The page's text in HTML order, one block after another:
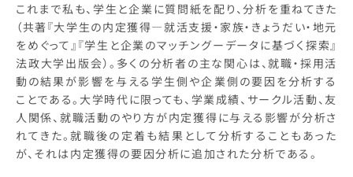
これまで私も、学生と企業に質問紙を配り、分析を重ねてきた
（共著『大学生の内定獲得―就活支援・家族・きょうだい・地元
をめぐって』『学生と企業のマッチングーデータに基づく探索』
法政大学出版会）。多くの分析者の主な関心は、就職・採用活
動の結果が影響を与える学生側や企業側の要因を分析する
ことである。大学時代に限っても、学業成績、サークル活動、友
人関係、就職活動のやり方が内定獲得に与える影響が分析さ
れてきた。就職後の定着も結果として分析することもあった
が、それは内定獲得の要因分析に追加された分析である。